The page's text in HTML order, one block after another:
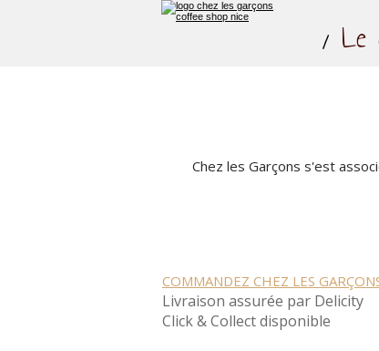
Le
Chez les Garçons s'est
COMMANDEZ CHEZ LES
Livraison assurée par Delicity
Click & Collect disponible